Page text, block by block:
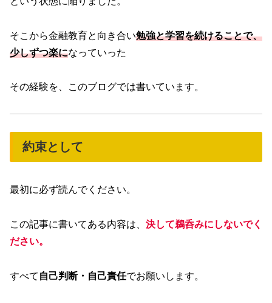
そこから金融教育と向き合い勉強と学習を続けることで、
少しずつ楽になっていった
その経験を、このブログでは書いています。
約束として
最初に必ず読んでください。
この記事に書いてある内容は、 決して鵜呑みにしないでく
ださい。
すべて 自己判断・自己責任でお願いします。